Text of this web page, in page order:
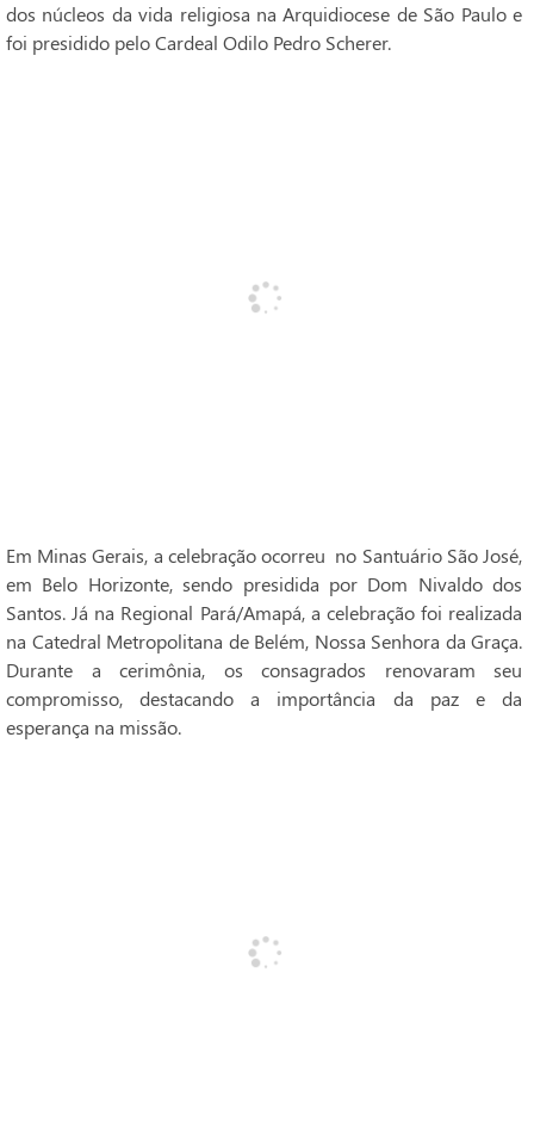
dos núcleos da vida religiosa na Arquidiocese de São Paulo e
foi presidido pelo Cardeal Odilo Pedro Scherer.
Em Minas Gerais, a celebração ocorreu no Santuário São José,
em Belo Horizonte, sendo presidida por Dom Nivaldo dos
Santos. Já na Regional Pará/Amapá, a celebração foi realizada
na Catedral Metropolitana de Belém, Nossa Senhora da Graça.
Durante a cerimônia, os consagrados renovaram seu
compromisso, destacando a importância da paz e da
esperança na missão.